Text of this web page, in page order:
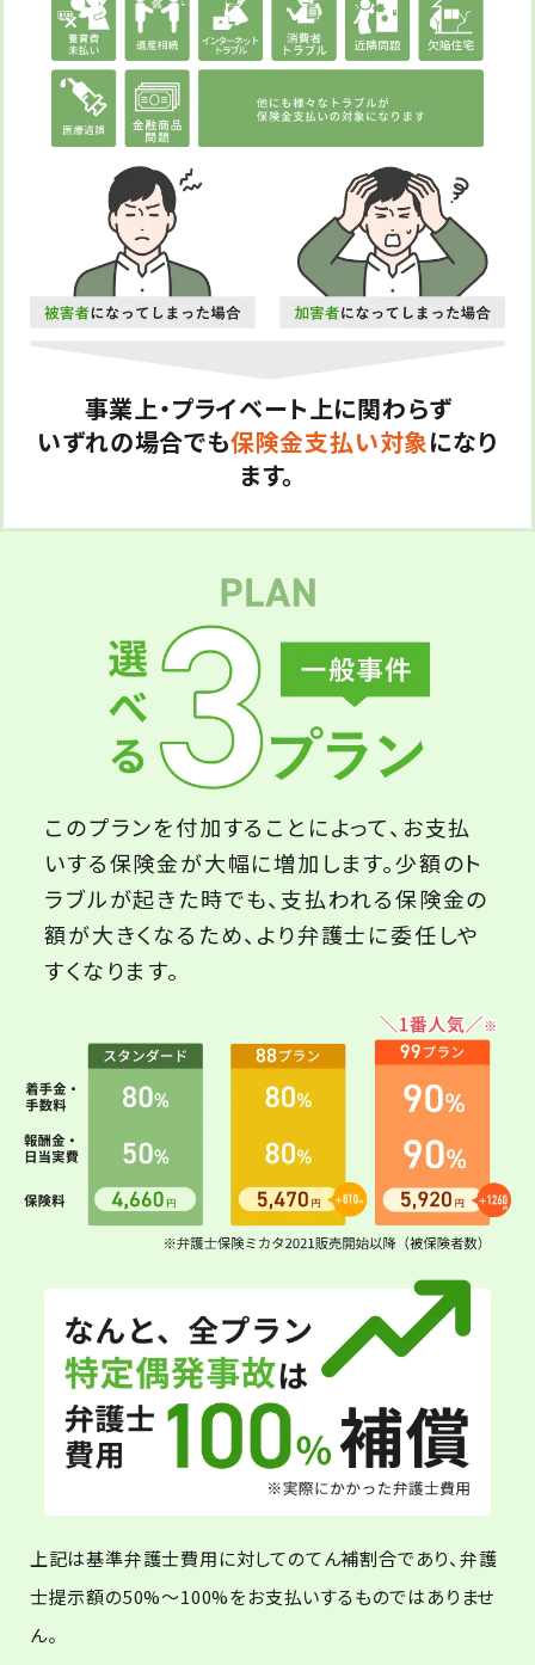
事業上・プライベート上に関わらず
いずれの場合でも保険金支払い対象になり
ます。
このプランを付加することによって、お支払
いする保険金が大幅に増加します。少額のト
ラブルが起きた時でも、支払われる保険金の
額が大きくなるため、より弁護士に委任しや
すくなります。
上記は基準弁護士費用に対してのてん補割合であり、弁護
士提示額の50%～100%をお支払いするものではありませ
ん。